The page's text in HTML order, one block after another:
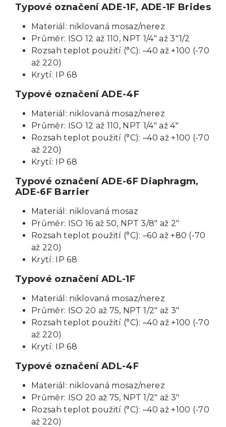
Typové označení ADE-1F, ADE-1F Brides
Materiál: niklovaná mosaz/nerez
Průměr: ISO 12 až 110, NPT 1/4" až 3"1/2
Rozsah teplot použití (°C): –40 až +100 (-70
až 220)
Krytí: IP 68
Typové označení ADE-4F
Materiál: niklovaná mosaz/nerez
Průměr: ISO 12 až 110, NPT 1/4" až 4"
Rozsah teplot použití (°C): –40 až +100 (-70
až 220)
Krytí: IP 68
Typové označení ADE-6F Diaphragm,
ADE-6F Barrier
Materiál: niklovaná mosaz
Průměr: ISO 16 až 50, NPT 3/8" až 2"
Rozsah teplot použití (°C): –60 až +80 (-70
až 220)
Krytí: IP 68
Typové označení ADL-1F
Materiál: niklovaná mosaz/nerez
Průměr: ISO 20 až 75, NPT 1/2" až 3"
Rozsah teplot použití (°C): –40 až +100 (-70
až 220)
Krytí: IP 68
Typové označení ADL-4F
Materiál: niklovaná mosaz/nerez
Průměr: ISO 20 až 75, NPT 1/2" až 3"
Rozsah teplot použití (°C): –40 až +100 (-70
až 220)